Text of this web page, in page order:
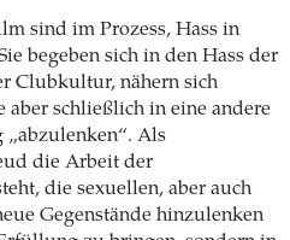
sind im Prozess, Hass in
begeben sich in den Hass der
Clubkultur, nähern sich
aber schließlich in eine andere
Als
die Arbeit der
die sexuellen, aber auch
Gegenstände hinzu­lenken